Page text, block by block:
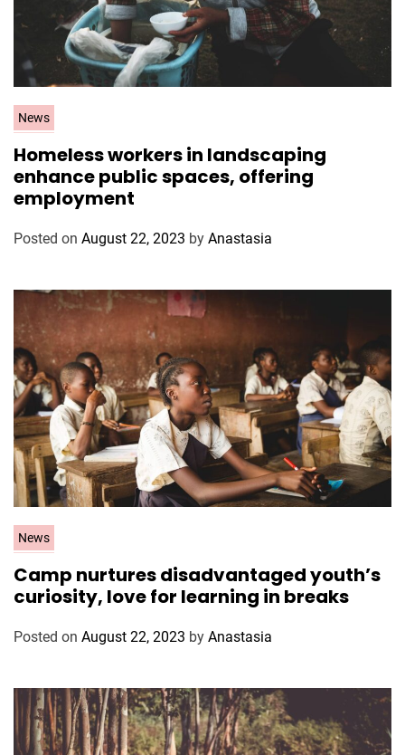
C
a
t
e
g
o
e
News
Homeless workers in landscaping
enhance public spaces, offering
employment
Posted on August 22, 2023 by Anastasia
C
a
t
e
i
s
News
Camp nurtures disadvantaged youth’s
curiosity, love for learning in breaks
Posted on August 22, 2023 by Anastasia